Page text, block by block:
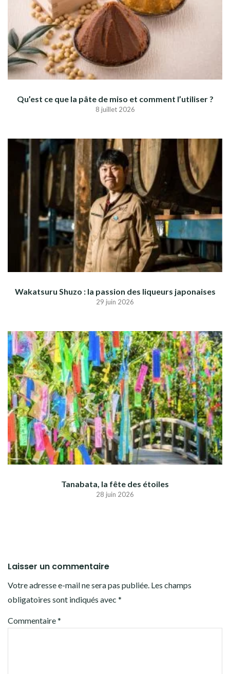
Qu’est ce que la pâte de miso et comment l’utiliser ?
8 juillet 2026
Wakatsuru Shuzo : la passion des liqueurs japonaises
29 juin 2026
Tanabata, la fête des étoiles
28 juin 2026
Laisser un commentaire
Votre adresse e-mail ne sera pas publiée. Les champs
obligatoires sont indiqués avec *
Commentaire*